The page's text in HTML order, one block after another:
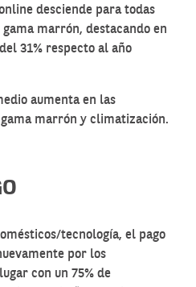
desciende para todas
marrón, destacando en
31% respecto al año
aumenta en las
marrón y climatización.
tecnología, el pago
por los
con un 75% de